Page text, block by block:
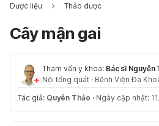
Dược liệu Thảo dược
Cây mận gai
Tham vấn y khoa: Bác sĩ Nguyễn
Nội tổng quát · Bệnh Viện Đa
Tác giả: Quyên Thảo · Ngày cập nhật: